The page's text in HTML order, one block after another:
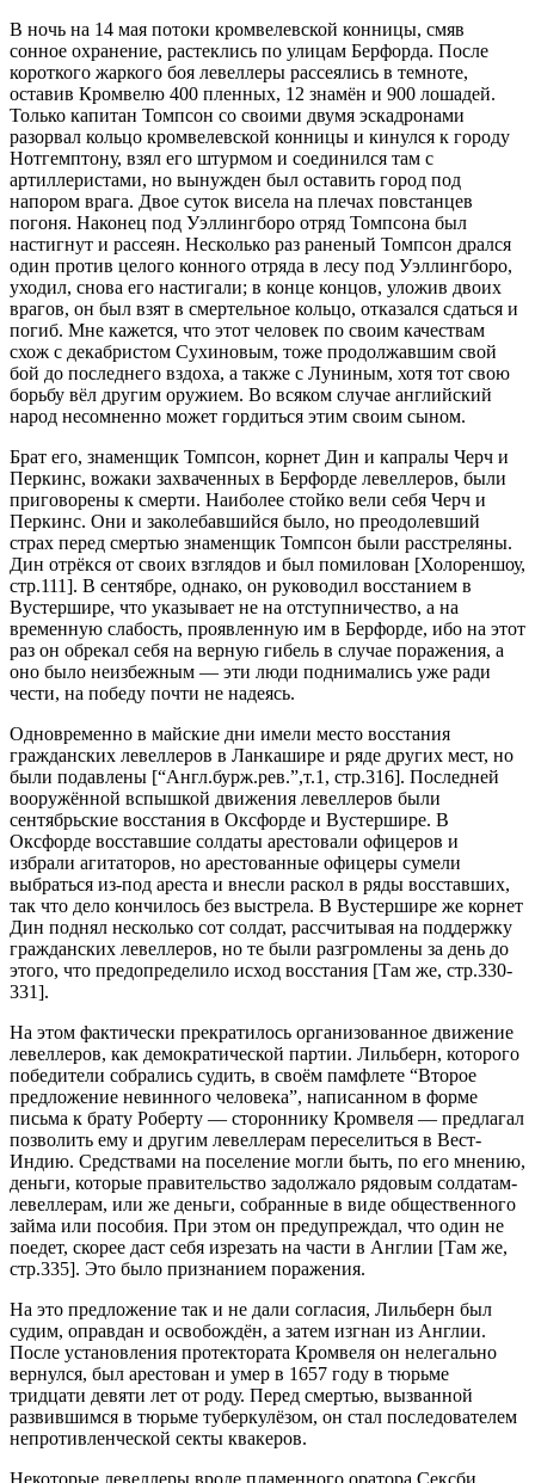
В ночь на 14 мая потоки кромвелевской конницы, смяв
сонное охранение, растеклись по улицам Берфорда. После
короткого жаркого боя левеллеры рассеялись в темноте,
оставив Кромвелю 400 пленных, 12 знамён и 900 лошадей.
Только капитан Томпсон со своими двумя эскадронами
разорвал кольцо кромвелевской конницы и кинулся к городу
Нотгемптону, взял его штурмом и соединился там с
артиллеристами, но вынужден был оставить город под
напором врага. Двое суток висела на плечах повстанцев
погоня. Наконец под Уэллингборо отряд Томпсона был
настигнут и рассеян. Несколько раз раненый Томпсон дрался
один против целого конного отряда в лесу под Уэллингборо,
уходил, снова его настигали; в конце концов, уложив двоих
врагов, он был взят в смертельное кольцо, отказался сдаться и
погиб. Мне кажется, что этот человек по своим качествам
схож с декабристом Сухиновым, тоже продолжавшим свой
бой до последнего вздоха, а также с Луниным, хотя тот свою
борьбу вёл другим оружием. Во всяком случае английский
народ несомненно может гордиться этим своим сыном.
Брат его, знаменщик Томпсон, корнет Дин и капралы Черч и
Перкинс, вожаки захваченных в Берфорде левеллеров, были
приговорены к смерти. Наиболее стойко вели себя Черч и
Перкинс. Они и заколебавшийся было, но преодолевший
страх перед смертью знаменщик Томпсон были расстреляны.
Дин отрёкся от своих взглядов и был помилован [Холореншоу,
стр.111]. В сентябре, однако, он руководил восстанием в
Вустершире, что указывает не на отступничество, а на
временную слабость, проявленную им в Берфорде, ибо на этот
раз он обрекал себя на верную гибель в случае поражения, а
оно было неизбежным — эти люди поднимались уже ради
чести, на победу почти не надеясь.
Одновременно в майские дни имели место восстания
гражданских левеллеров в Ланкашире и ряде других мест, но
были подавлены [“Англ.бурж.рев.”,т.1, стр.316]. Последней
вооружённой вспышкой движения левеллеров были
сентябрьские восстания в Оксфорде и Вустершире. В
Оксфорде восставшие солдаты арестовали офицеров и
избрали агитаторов, но арестованные офицеры сумели
выбраться из-под ареста и внесли раскол в ряды восставших,
так что дело кончилось без выстрела. В Вустершире же корнет
Дин поднял несколько сот солдат, рассчитывая на поддержку
гражданских левеллеров, но те были разгромлены за день до
этого, что предопределило исход восстания [Там же, стр.330-
331].
На этом фактически прекратилось организованное движение
левеллеров, как демократической партии. Лильберн, которого
победители собрались судить, в своём памфлете “Второе
предложение невинного человека”, написанном в форме
письма к брату Роберту — стороннику Кромвеля — предлагал
позволить ему и другим левеллерам переселиться в Вест-
Индию. Средствами на поселение могли быть, по его мнению,
деньги, которые правительство задолжало рядовым солдатам-
левеллерам, или же деньги, собранные в виде общественного
займа или пособия. При этом он предупреждал, что один не
поедет, скорее даст себя изрезать на части в Англии [Там же,
стр.335]. Это было признанием поражения.
На это предложение так и не дали согласия, Лильберн был
судим, оправдан и освобождён, а затем изгнан из Англии.
После установления протектората Кромвеля он нелегально
вернулся, был арестован и умер в 1657 году в тюрьме
тридцати девяти лет от роду. Перед смертью, вызванной
развившимся в тюрьме туберкулёзом, он стал последователем
непротивленческой секты квакеров.
Некоторые левеллеры вроде пламенного оратора Сексби